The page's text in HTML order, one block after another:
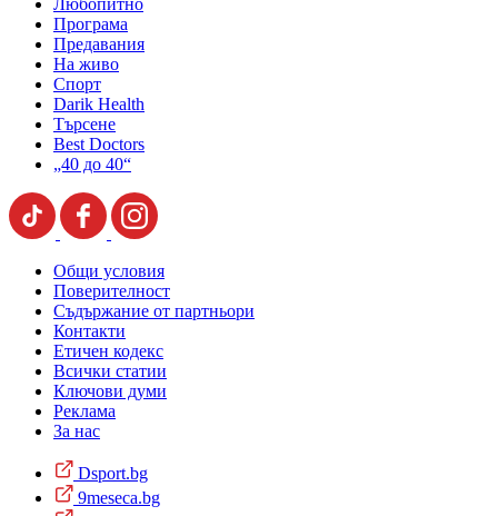
Любопитно
Програма
Предавания
На живо
Спорт
Darik Health
Търсене
Best Doctors
„40 до 40“
Общи условия
Поверителност
Съдържание от партньори
Контакти
Етичен кодекс
Всички статии
Ключови думи
Реклама
За нас
Dsport.bg
9meseca.bg